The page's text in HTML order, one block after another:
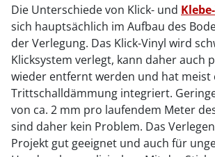
Die Unterschiede von Klick- und
sich hauptsächlich im Aufbau des
der Verlegung. Das Klick-Vinyl wird
Klicksystem verlegt, kann daher auch
wieder entfernt werden und hat meist
Trittschalldämmung integriert.
von ca. 2 mm pro laufendem Meter
sind daher kein Problem. Das
Projekt gut geeignet und auch für